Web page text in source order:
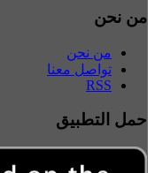
من نحن
من نحن
تواصل معنا
RSS
حمل التطبيق